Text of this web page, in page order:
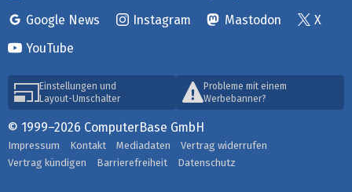
Google News
Instagram Mastodon
X
YouTube
Einstellungen und
Layout-Umschalter
Probleme mit einem
Werbebanner?
© 1999–2026 ComputerBase GmbH
Impressum Kontakt Mediadaten
Vertrag widerrufen
Vertrag kündigen
Barrierefreiheit Datenschutz